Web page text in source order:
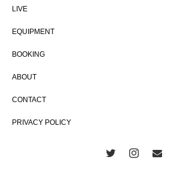
LIVE
EQUIPMENT
BOOKING
ABOUT
CONTACT
PRIVACY POLICY